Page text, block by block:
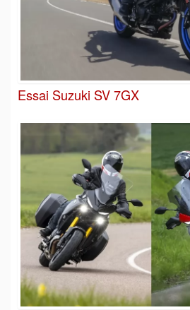
Essai Suzuki SV 7GX